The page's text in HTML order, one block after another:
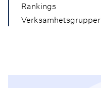
Rankings
Verksamhetsgrupper